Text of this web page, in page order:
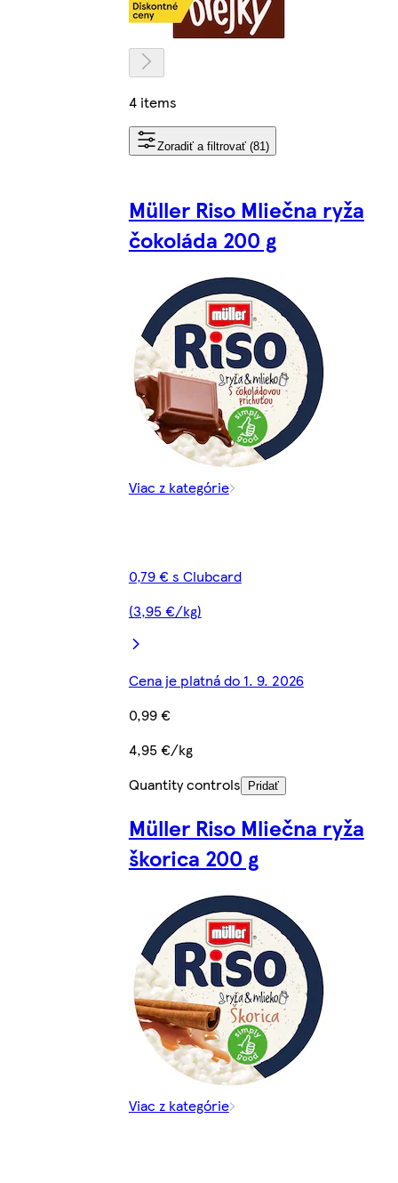
4 items
Zoradiť a filtrovať (81)
Müller Riso Mliečna ryža
čokoláda 200 g
Viac z kategórie
0,79 € s Clubcard
(3,95 €/kg)
Cena je platná do 1. 9. 2026
0,99 €
4,95 €/kg
Quantity controls
Pridať
Müller Riso Mliečna ryža
škorica 200 g
Viac z kategórie